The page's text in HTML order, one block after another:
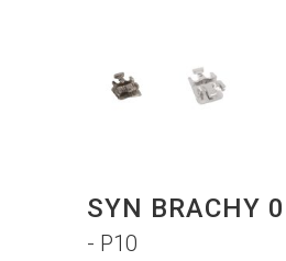
SYN BRACHY
- P10